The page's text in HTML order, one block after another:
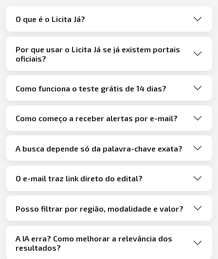
O que é o Licita Já?
Por que usar o Licita Já se já existem portais
oficiais?
Como funciona o teste grátis de 14 dias?
Como começo a receber alertas por e-mail?
A busca depende só da palavra-chave exata?
O e-mail traz link direto do edital?
Posso filtrar por região, modalidade e valor?
A IA erra? Como melhorar a relevância dos
resultados?